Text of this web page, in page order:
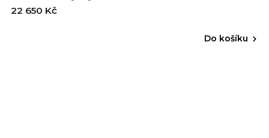
22 650 Kč
Do košíku